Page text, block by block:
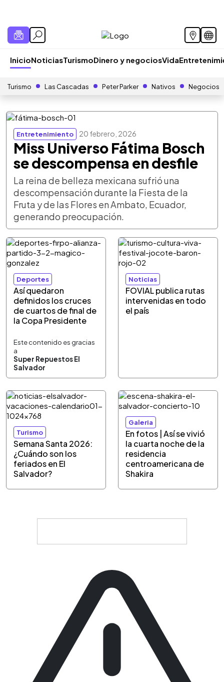
InicioNoticiasTurismoDinero y negociosVida
Turismo Las Cascadas Peter Parker Nativos Negocios
Entretenimiento 20 febrero, 2026
Miss Universo Fátima Bosch
se descompensa en desfile
La reina de belleza mexicana sufrió una
descompensación durante la Fiesta de la
Fruta y de las Flores en Ambato, Ecuador,
generando preocupación.
Deportes
Así quedaron
definidos los cruces
de cuartos de final de
la Copa Presidente
Este contenido es gracias
a
Super Repuestos El
Salvador
Noticias
FOVIAL publica rutas
intervenidas en todo
el país
Turismo
Semana Santa 2026:
¿Cuándo son los
feriados en El
Salvador?
Galeria
En fotos | Así se vivió
la cuarta noche de la
residencia
centroamericana de
Shakira